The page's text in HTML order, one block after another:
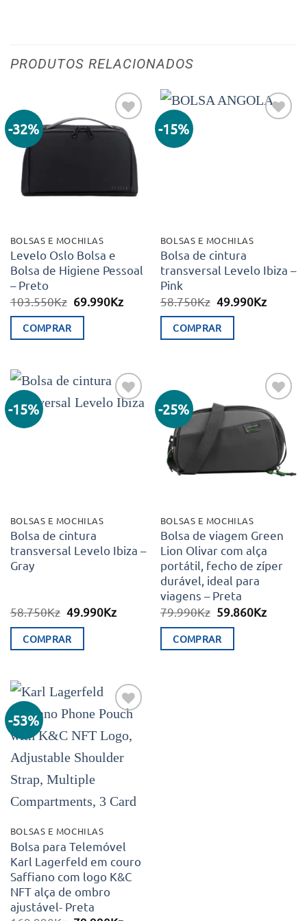
PRODUTOS RELACIONADOS
-32%
Adicionar
aos meus
desejos
BOLSAS E MOCHILAS
Levelo Oslo Bolsa e
Bolsa de Higiene Pessoal
– Preto
103.550Kz O
era:
69.990KzO
COMPRAR
-15%
BOLSAS E MOCHILAS
Bolsa de cintura
transversal Levelo Ibiza –
Pink
58.750Kz O
original
era:
49.990KzO
COMPRAR
-15%
BOLSAS E MOCHILAS
Bolsa de cintura
transversal Levelo Ibiza –
Gray
58.750Kz O
original
era:
49.990KzO
COMPRAR
-25%
Adicionar
aos meus
desejos
BOLSAS E MOCHILAS
Bolsa de viagem Green
Lion Olivar com alça
portátil, fecho de zíper
durável, ideal para
viagens – Preta
79.990Kz O
original
era:
59.860KzO
COMPRAR
-53%
aos meus
BOLSAS E MOCHILAS
Bolsa para Telemóvel
Karl Lagerfeld em couro
Saffiano com logo K&C
NFT alça de ombro
ajustável- Preta